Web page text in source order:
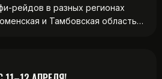
рейдов в разных регионах
и Тамбовская область…